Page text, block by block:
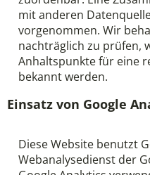
mit anderen
vorgenommen. Wir
nachträglich zu prüfen,
Anhaltspunkte für eine
bekannt werden.
Einsatz von Google
Diese Website benutzt
Webanalysedienst der